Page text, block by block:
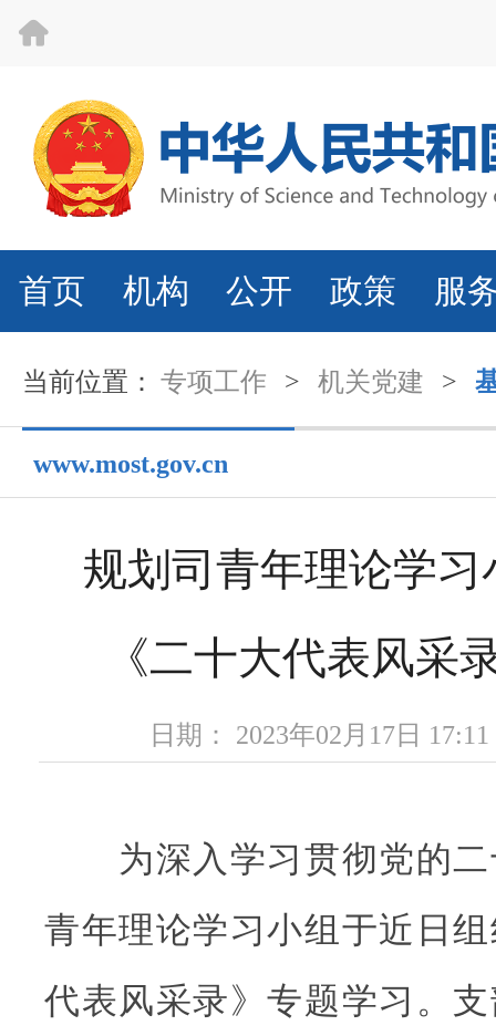
首页 机构 公开 政策 服
当前位置： 专项工作 > 机关党建 >
www.most.gov.cn
规划司青年理论学
《二十大代表风采
日期： 2023年02月17日
为深入学习贯彻党的二
青年理论学习小组于近日
代表风采录》专题学习。